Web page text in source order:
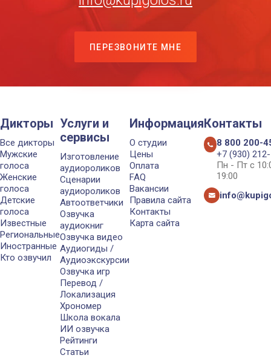
ПЕРЕЗВОНИТЕ МНЕ
Дикторы
Все дикторы
Мужские
голоса
Женские
голоса
Детские
голоса
Известные
Региональные
Иностранные
Кто озвучил
Услуги и
сервисы
Изготовление
аудиороликов
Сценарии
аудиороликов
Автоответчики
Озвучка
аудиокниг
Озвучка видео
Аудиогиды /
Аудиоэкскурсии
Озвучка игр
Перевод /
Локализация
Хрономер
Школа вокала
ИИ озвучка
Рейтинги
Статьи
Информация
О студии
Цены
Оплата
FAQ
Вакансии
Правила сайта
Контакты
Карта сайта
Контакты
8 800 200-
+7 (930)
Пн - Пт с
19:00